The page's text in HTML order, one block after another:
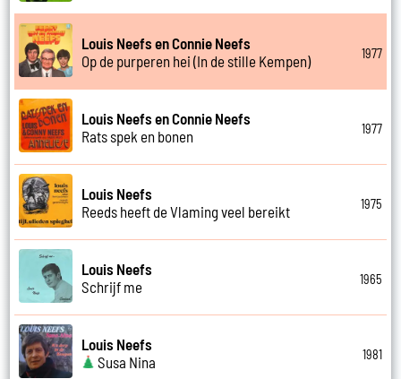
Louis Neefs en Connie Neefs
Op de purperen hei (In de stille Kempen)
1977
Louis Neefs en Connie Neefs
Rats spek en bonen
1977
Louis Neefs
Reeds heeft de Vlaming veel bereikt
1975
Louis Neefs
Schrijf me
1965
Louis Neefs
Susa Nina
1981